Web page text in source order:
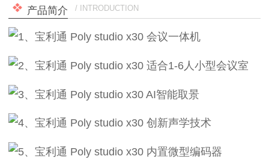
产品简介 / INTRODUCTION